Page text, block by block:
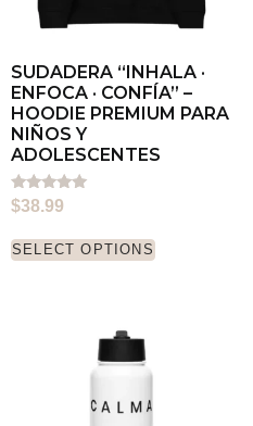
SUDADERA “INHALA ·
ENFOCA · CONFÍA” –
HOODIE PREMIUM PARA
NIÑOS Y
ADOLESCENTES
Rated
5.00
$38.99
SELECT OPTIONS